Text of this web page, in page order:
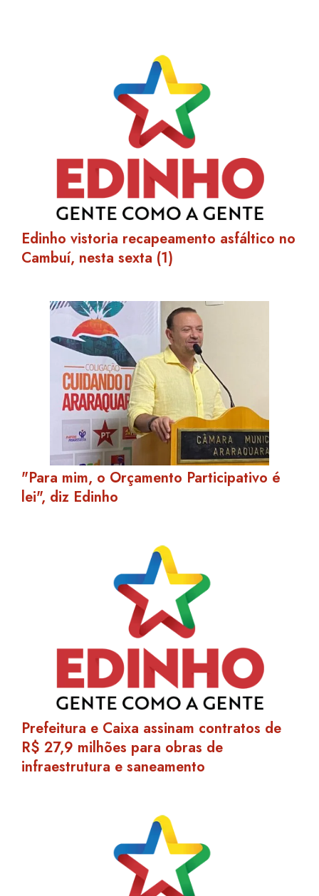
Edinho vistoria recapeamento asfáltico no
Cambuí, nesta sexta (1)
"Para mim, o Orçamento Participativo é
lei", diz Edinho
Prefeitura e Caixa assinam contratos de
R$ 27,9 milhões para obras de
infraestrutura e saneamento